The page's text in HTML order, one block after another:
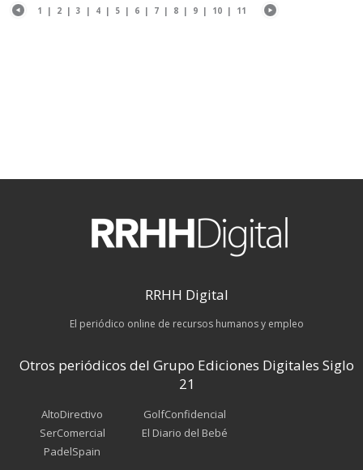
1 | 2 |3 | 4 | 5 | 6 | 7 | 8 | 9 | 10 | 11
RRHH Digital
El periódico online de recursos humanos y empleo
Otros periódicos del Grupo Ediciones Digitales Siglo
21
AltoDirectivo
SerComercial
PadelSpain
GolfConfidencial
El Diario del Bebé